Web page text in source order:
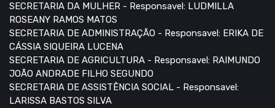
SECRETARIA DA MULHER - Responsavel: LUDMILLA
ROSEANY RAMOS MATOS
SECRETARIA DE ADMINISTRAÇÃO - Responsavel: ERIKA DE
CÁSSIA SIQUEIRA LUCENA
SECRETARIA DE AGRICULTURA - Responsavel: RAIMUNDO
JOÃO ANDRADE FILHO SEGUNDO
SECRETARIA DE ASSISTÊNCIA SOCIAL - Responsavel:
LARISSA BASTOS SILVA